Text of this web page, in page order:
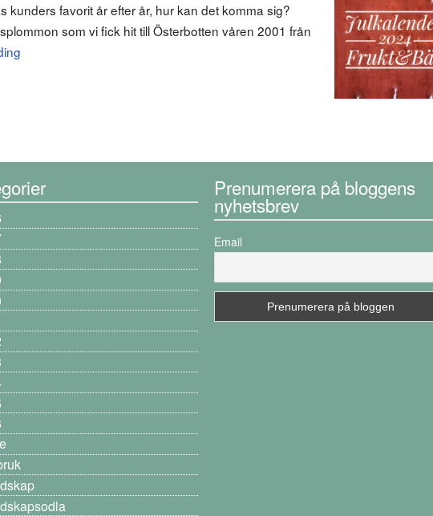
favorit år efter år, hur kan det komma sig?
som vi fick hit till Österbotten våren 2001 från
Prenumerera på bloggens
nyhetsbrev
Email